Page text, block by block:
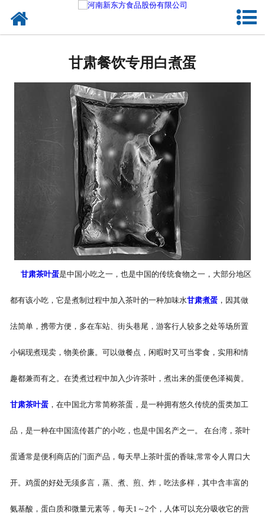
甘肃熟食品
甘肃调味品
甘肃鸡蛋壳粉
甘肃新东方食品
甘肃食品代加工
甘肃精忠报国八大锤典故版
甘肃蜜汁味卤蛋
- 甘肃茶香味卤蛋
甘肃餐饮专用白煮蛋
甘肃茶叶蛋是中国小吃之一，也是中国的传统食物之一，大部分地区
都有该小吃，它是煮制过程中加入茶叶的一种加味水甘肃煮蛋，因其做
法简单，携带方便，多在车站、街头巷尾，游客行人较多之处等场所置
小锅现煮现卖，物美价廉。可以做餐点，闲暇时又可当零食，实用和情
趣都兼而有之。在烫煮过程中加入少许茶叶，煮出来的蛋便色泽褐黄。
甘肃茶叶蛋，在中国北方常简称茶蛋，是一种拥有悠久传统的蛋类加工
品，是一种在中国流传甚广的小吃，也是中国名产之一。 在台湾，茶叶
蛋通常是便利商店的门面产品，每天早上茶叶蛋的香味,常常令人胃口大
开。鸡蛋的好处无须多言，蒸、煮、煎、炸，吃法多样，其中含丰富的
氨基酸，蛋白质和微量元素等，每天1～2个，人体可以充分吸收它的营